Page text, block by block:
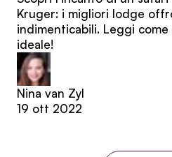
Kruger: i migliori lodge
indimenticabili. Leggi
ideale!
Nina van Zyl
19 ott 2022